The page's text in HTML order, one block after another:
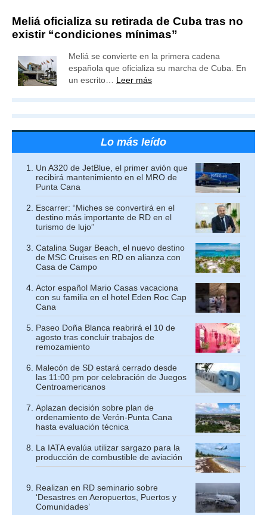
Meliá oficializa su retirada de Cuba tras no
existir “condiciones mínimas”
Meliá se convierte en la primera cadena
española que oficializa su marcha de Cuba. En
un escrito… Leer más
Lo más leído
Un A320 de JetBlue, el primer avión que
recibirá mantenimiento en el MRO de
Punta Cana
Escarrer: “Miches se convertirá en el
destino más importante de RD en el
turismo de lujo”
Catalina Sugar Beach, el nuevo destino
de MSC Cruises en RD en alianza con
Casa de Campo
Actor español Mario Casas vacaciona
con su familia en el hotel Eden Roc Cap
Cana
Paseo Doña Blanca reabrirá el 10 de
agosto tras concluir trabajos de
remozamiento
Malecón de SD estará cerrado desde
las 11:00 pm por celebración de Juegos
Centroamericanos
Aplazan decisión sobre plan de
ordenamiento de Verón-Punta Cana
hasta evaluación técnica
La IATA evalúa utilizar sargazo para la
producción de combustible de aviación
Realizan en RD seminario sobre
‘Desastres en Aeropuertos, Puertos y
Comunidades’